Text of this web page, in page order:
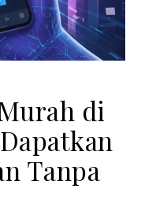
di
Tanpa